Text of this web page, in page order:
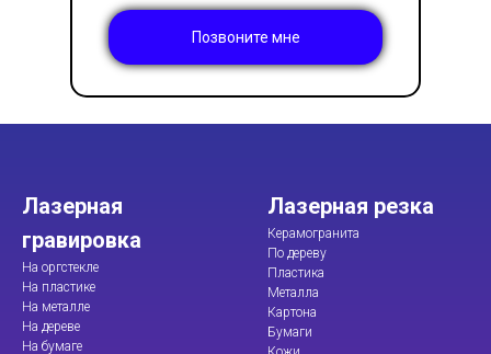
Позвоните мне
Лазерная
гравировка
На оргстекле
На пластике
На металле
На дереве
На бумаге
Лазерная резка
Керамогранита
По дереву
Пластика
Металла
Картона
Бумаги